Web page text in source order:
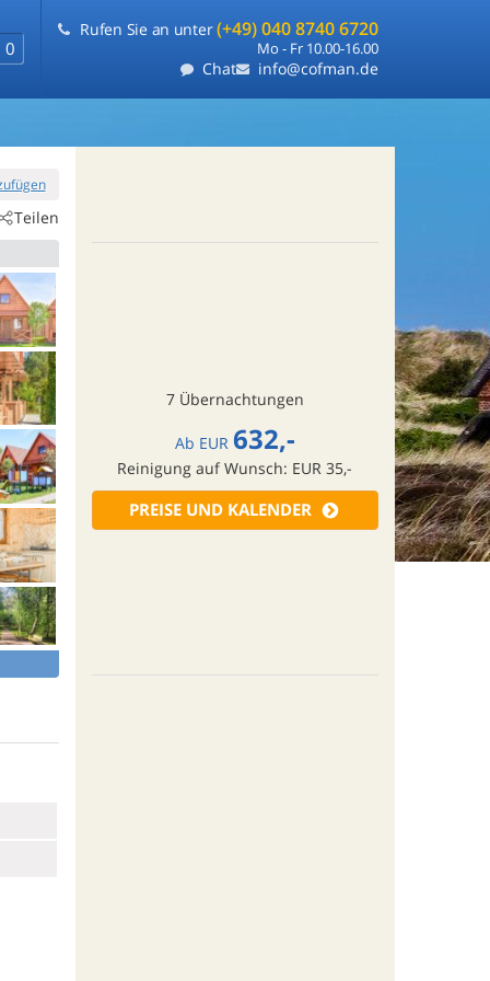
0
Rufen Sie an unter(+49) 040 8740 6720
Mo - Fr 10.00-16.00
Chat info@cofman.de
Teilen
7 Übernachtungen
Ab EUR 632,-
Reinigung auf Wunsch: EUR 35,-
PREISE UND KALENDER